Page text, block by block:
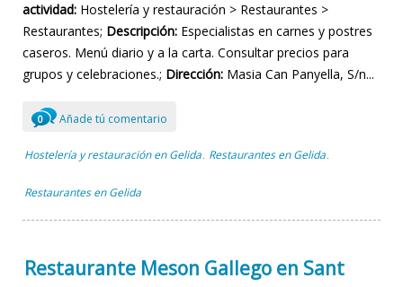
actividad: Hostelería y restauración > Restaurantes >
Restaurantes; Descripción: Especialistas en carnes y postres
caseros. Menú diario y a la carta. Consultar precios para
grupos y celebraciones.; Dirección: Masia Can Panyella, S/n...
0 Añade tú comentario
Hostelería y restauración en Gelida , Restaurantes en Gelida ,
Restaurantes en Gelida
Restaurante Meson Gallego en Sant